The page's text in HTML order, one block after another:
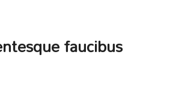
faucibus